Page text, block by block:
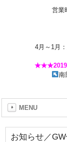
営業
4月～1月
★★★2019
南
MENU
お知らせ／